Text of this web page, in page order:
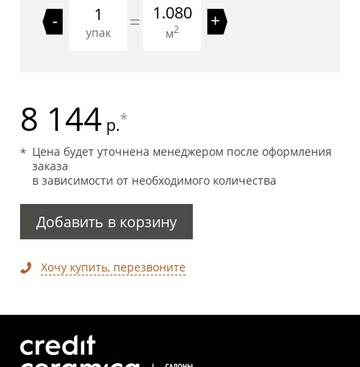
-
упак = 1.080
м2 +
8 144 р.*
Цена будет уточнена менеджером после оформления
заказа
в зависимости от необходимого количества
Добавить в корзину
Хочу купить, перезвоните